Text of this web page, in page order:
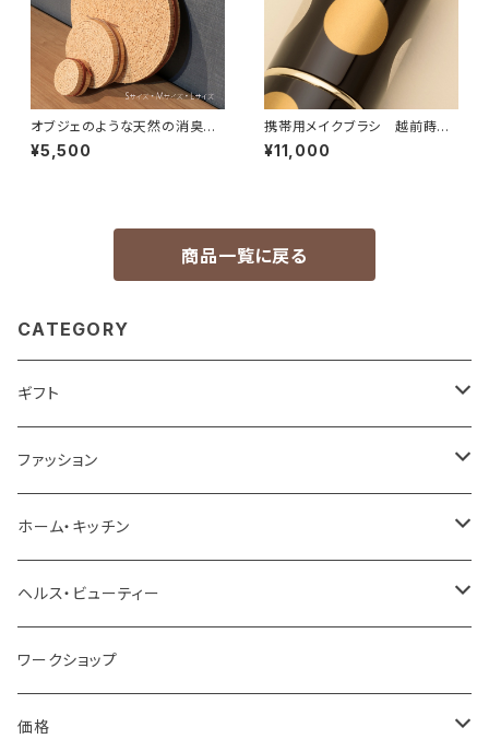
オブジェのような天然の消臭
剤 fagot / ファゴット Mサイ
ズ
¥5,500
携帯用メイクブラシ 越前蒔絵
×熊野筆 日月
¥11,000
商品一覧に戻る
CATEGORY
ギフト
ベストセラーギフト
プチギフト
お祝い
結婚祝い
誕生祝い
お礼・お返し
お礼
贈る相手
ファッション
バッグ
財布＆キーケース＆カードケース
腕時計＆ファッション小物
スカーフ＆マスク
ホーム・キッチン
家具＆収納
インテリア雑貨
ラグ＆マット
ヘルス・ビューティー
スキンケア
ボディケア
ワークショップ
価格